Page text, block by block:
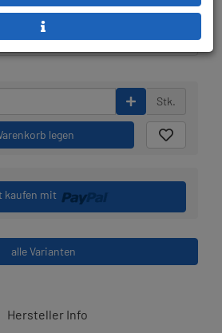
Stk.
legen
kaufen mit
alle Varianten
Hersteller Info